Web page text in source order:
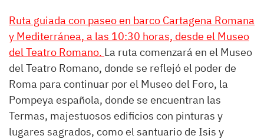
Ruta guiada con paseo en barco Cartagena Romana
y Mediterránea, a las 10:30 horas, desde el Museo
del Teatro Romano. La ruta comenzará en el Museo
del Teatro Romano, donde se reflejó el poder de
Roma para continuar por el Museo del Foro, la
Pompeya española, donde se encuentran las
Termas, majestuosos edificios con pinturas y
lugares sagrados, como el santuario de Isis y